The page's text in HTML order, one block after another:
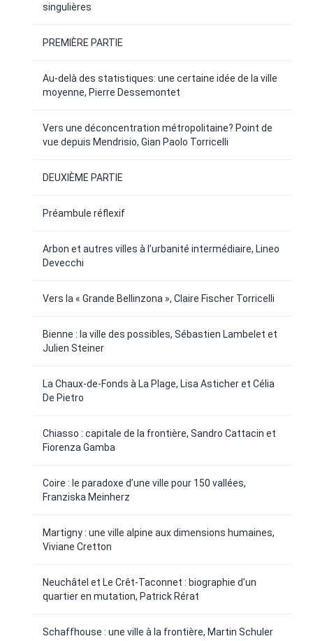
singulières
PREMIÈRE PARTIE
Au-delà des statistiques: une certaine idée de la ville
moyenne, Pierre Dessemontet
Vers une déconcentration métropolitaine? Point de
vue depuis Mendrisio, Gian Paolo Torricelli
DEUXIÈME PARTIE
Préambule réflexif
Arbon et autres villes à l’urbanité intermédiaire, Lineo
Devecchi
Vers la « Grande Bellinzona », Claire Fischer Torricelli
Bienne : la ville des possibles, Sébastien Lambelet et
Julien Steiner
La Chaux-de-Fonds à La Plage, Lisa Asticher et Célia
De Pietro
Chiasso : capitale de la frontière, Sandro Cattacin et
Fiorenza Gamba
Coire : le paradoxe d’une ville pour 150 vallées,
Franziska Meinherz
Martigny : une ville alpine aux dimensions humaines,
Viviane Cretton
Neuchâtel et Le Crêt-Taconnet : biographie d’un
quartier en mutation, Patrick Rérat
Schaffhouse : une ville à la frontière, Martin Schuler